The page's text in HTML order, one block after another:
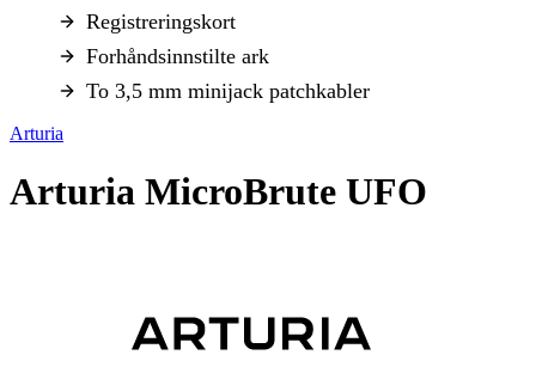
Registreringskort
Forhåndsinnstilte ark
To 3,5 mm minijack patchkabler
Arturia
Arturia MicroBrute UFO